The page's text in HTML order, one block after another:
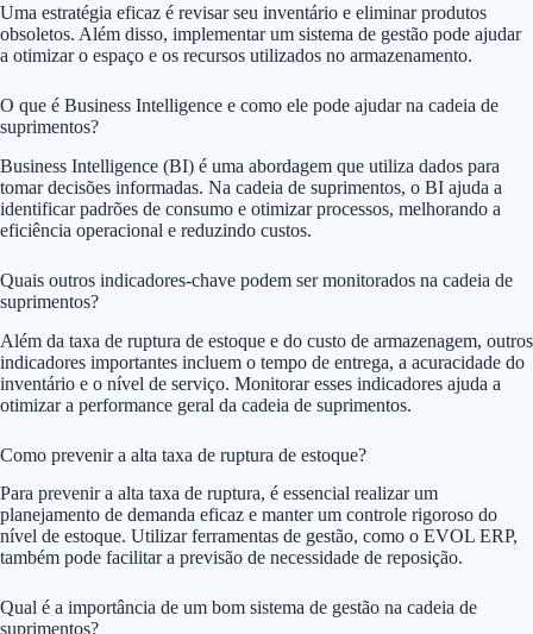
Uma estratégia eficaz é revisar seu inventário e eliminar produtos
obsoletos. Além disso, implementar um sistema de gestão pode ajudar
a otimizar o espaço e os recursos utilizados no armazenamento.
O que é Business Intelligence e como ele pode ajudar na cadeia de
suprimentos?
Business Intelligence (BI) é uma abordagem que utiliza dados para
tomar decisões informadas. Na cadeia de suprimentos, o BI ajuda a
identificar padrões de consumo e otimizar processos, melhorando a
eficiência operacional e reduzindo custos.
Quais outros indicadores-chave podem ser monitorados na cadeia de
suprimentos?
Além da taxa de ruptura de estoque e do custo de armazenagem, outros
indicadores importantes incluem o tempo de entrega, a acuracidade do
inventário e o nível de serviço. Monitorar esses indicadores ajuda a
otimizar a performance geral da cadeia de suprimentos.
Como prevenir a alta taxa de ruptura de estoque?
Para prevenir a alta taxa de ruptura, é essencial realizar um
planejamento de demanda eficaz e manter um controle rigoroso do
nível de estoque. Utilizar ferramentas de gestão, como o EVOL ERP,
também pode facilitar a previsão de necessidade de reposição.
Qual é a importância de um bom sistema de gestão na cadeia de
suprimentos?